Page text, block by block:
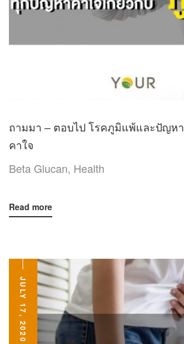
ถามมา – ตอบไป โรคภูมิแพ้และปัญหา
คาใจ
Beta Glucan, Health
Read more
JULY 17, 2020